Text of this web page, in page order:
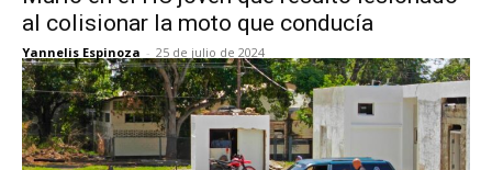
al colisionar la moto que conducía
Yannelis Espinoza - 25 de julio de 2024